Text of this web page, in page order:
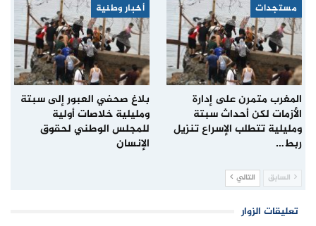
مستجدات
المغرب متمرن على إدارة
الأزمات لكن أحداث سبتة
ومليلية تتطلب الإسراع تنزيل
ربط…
أخبار وطنية
بلاغ صحفي العبور إلى سبتة
ومليلية خلاصات أولية
للمجلس الوطني لحقوق
الإنسان
السابق التالي
تعليقات الزوار